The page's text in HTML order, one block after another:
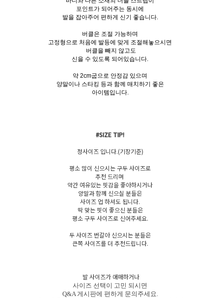
포인트가 되어주는 동시에
발을 잡아주어 편하게 신기 좋습니다.
버클은 조절 가능하며
고정형으로 처음에 발등에 맞게 조절해놓으시면
버클을 빼지 않고도
신을 수 있도록 되어있습니다.
약 2cm굽으로 안정감 있으며
양말이나 스타킹 등과 함께 매치하기 좋은
아이템입니다.
#SIZE TIP!
정사이즈 입니다.(기장기준)
평소 많이 신으시는 구두 사이즈로
추천 드리며
약간 여유있는 핏감을 좋아하시거나
양말과 함께 신으실 분들은
사이즈 업 하셔도 됩니다.
딱 맞는 핏이 좋으신 분들은
평소 구두 사이즈로 신어주세요.
두 사이즈 번갈아 신으시는 분들은
큰쪽 사이즈를 더 추천드립니다.
발 사이즈가 애매하거나
사이즈 선택이 고민 되시면
Q&A 게시판에 편하게 문의주세요.